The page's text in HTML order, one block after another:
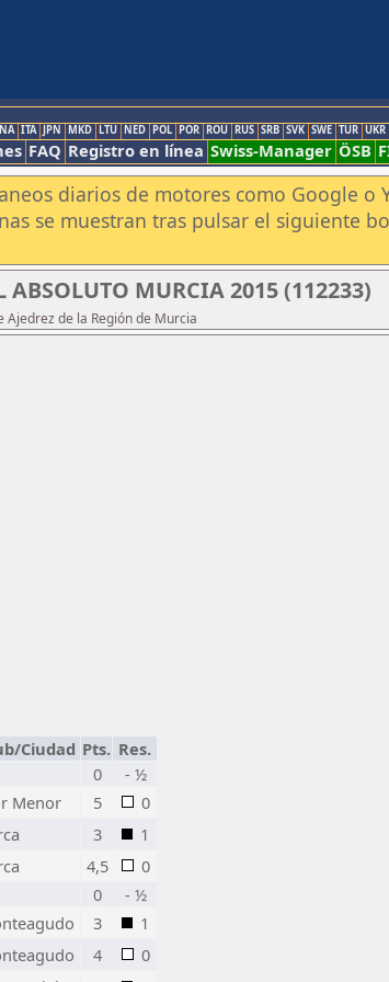
ITA JPN MKD LTU NED POL POR ROU RUS SRB SVK SWE TUR UKR
FAQ Registro en línea Swiss-Manager ÖSB
diarios de motores como Google o
se muestran tras pulsar el siguiente
MURCIA 2015 (112233)
de la Región de Murcia
Ciudad Pts. Res.
0
- ½
Menor 5
0
3
1
4,5
0
0
- ½
3
1
4
0